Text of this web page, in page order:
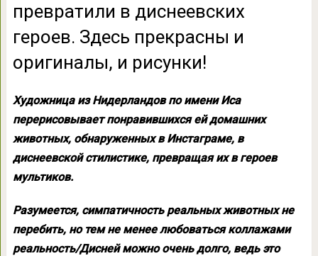
превратили в диснеевских
героев. Здесь прекрасны и
оригиналы, и рисунки!
Художница из Нидерландов по имени Иса
перерисовывает понравившихся ей домашних
животных, обнаруженных в Инстаграме, в
диснеевской стилистике, превращая их в героев
мультиков.
Разумеется, симпатичность реальных животных не
перебить, но тем не менее любоваться коллажами
реальность/Дисней можно очень долго, ведь это